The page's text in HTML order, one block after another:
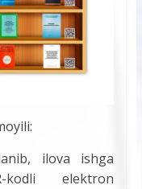
ilova ishga
kodli elektron